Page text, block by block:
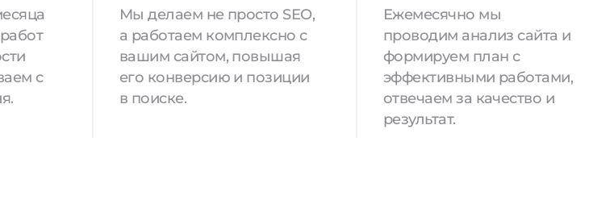
с
Мы делаем не просто SEO,
а работаем комплексно с
вашим сайтом, повышая
его конверсию и позиции
в поиске.
Ежемесячно мы
проводим анализ сайта и
формируем план с
эффективными работами,
отвечаем за качество и
результат.